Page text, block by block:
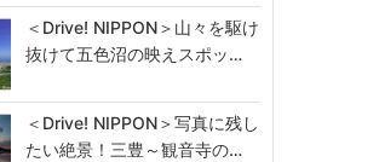
＜Drive! NIPPON＞山々を駆け
抜けて五色沼の映えスポッ…
＜Drive! NIPPON＞写真に残し
たい絶景！三豊～観音寺の…